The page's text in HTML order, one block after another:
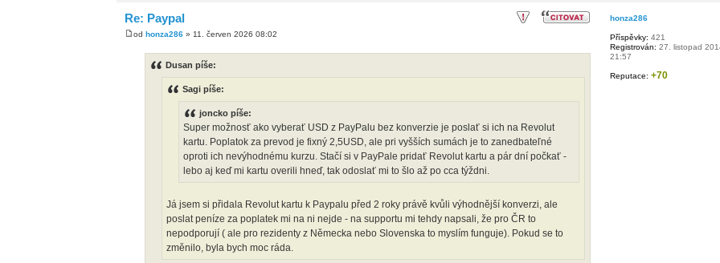
Re: Paypal
od honza286 » 11. červen 2026 08:02
Dusan píše:
Sagi píše:
joncko píše:
Super možnosť ako vyberať USD z PayPalu bez konverzie je poslať si ich na Revolut
kartu. Poplatok za prevod je fixný 2,5USD, ale pri vyšších sumách je to zanedbateľné
oproti ich nevýhodnému kurzu. Stačí si v PayPale pridať Revolut kartu a pár dní počkať -
lebo aj keď mi kartu overili hneď, tak odoslať mi to šlo až po cca týždni.
Já jsem si přidala Revolut kartu k Paypalu před 2 roky právě kvůli výhodnější konverzi, ale
poslat peníze za poplatek mi na ni nejde - na supportu mi tehdy napsali, že pro ČR to
nepodporují ( ale pro rezidenty z Německa nebo Slovenska to myslím funguje). Pokud se to
změnilo, byla bych moc ráda.
honza286
Příspěvky: 421
Registrován: 27. listopad
21:57
Reputace: +70